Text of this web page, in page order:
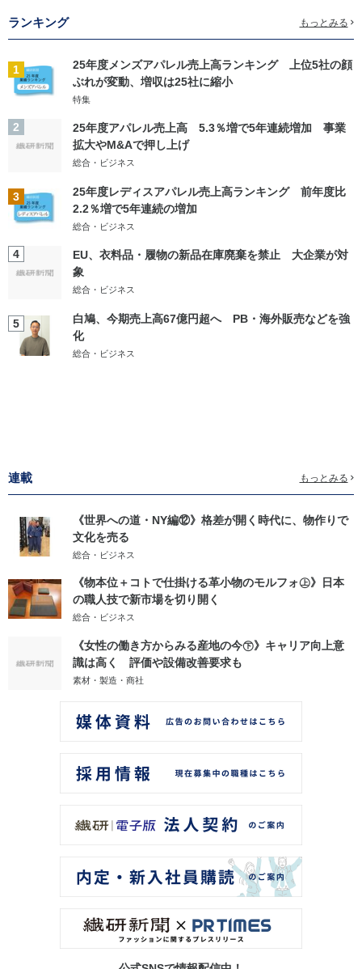
ランキング もっとみる
1
25年度メンズアパレル売上高ランキング 上位5社の顔
ぶれが変動、増収は25社に縮小
特集
2
25年度アパレル売上高 5.3％増で5年連続増加 事業
拡大やM&Aで押し上げ
総合・ビジネス
3
25年度レディスアパレル売上高ランキング 前年度比
2.2％増で5年連続の増加
総合・ビジネス
4
EU、衣料品・履物の新品在庫廃棄を禁止 大企業が対
象
総合・ビジネス
5
白鳩、今期売上高67億円超へ PB・海外販売などを強
化
総合・ビジネス
連載 もっとみる
《世界への道・NY編⑫》格差が開く時代に、物作りで
文化を売る
総合・ビジネス
《物本位＋コトで仕掛ける革小物のモルフォ㊤》日本
の職人技で新市場を切り開く
総合・ビジネス
《女性の働き方からみる産地の今㊦》キャリア向上意
識は高く 評価や設備改善要求も
素材・製造・商社